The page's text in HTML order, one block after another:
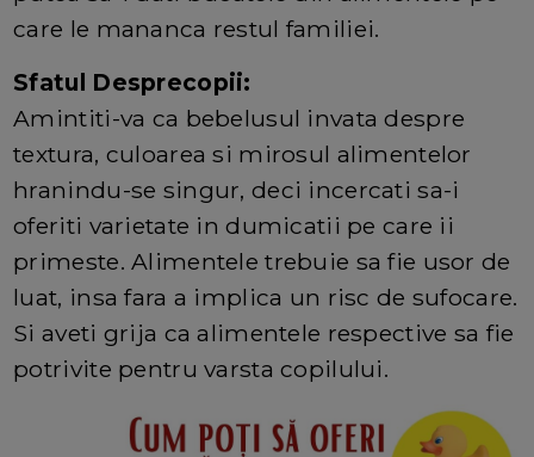
care le mananca restul familiei.
Sfatul Desprecopii:
Amintiti-va ca bebelusul invata despre
textura, culoarea si mirosul alimentelor
hranindu-se singur, deci incercati sa-i
oferiti varietate in dumicatii pe care ii
primeste. Alimentele trebuie sa fie usor de
luat, insa fara a implica un risc de sufocare.
Si aveti grija ca alimentele respective sa fie
potrivite pentru varsta copilului.